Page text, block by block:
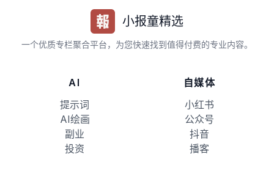
小报童精选
一个优质专栏聚合平台，为您快速找到值得付费的专业内容。
AI
提示词
AI绘画
副业
投资
自媒体
小红书
公众号
抖音
播客